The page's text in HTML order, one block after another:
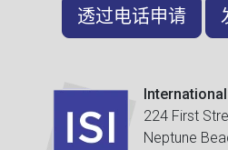
透过电话申请
224 First
Neptune